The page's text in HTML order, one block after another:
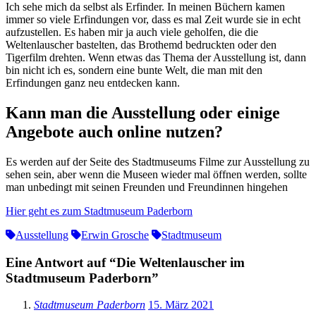
Ich sehe mich da selbst als Erfinder. In meinen Büchern kamen
immer so viele Erfindungen vor, dass es mal Zeit wurde sie in echt
aufzustellen. Es haben mir ja auch viele geholfen, die die
Weltenlauscher bastelten, das Brothemd bedruckten oder den
Tigerfilm drehten. Wenn etwas das Thema der Ausstellung ist, dann
bin nicht ich es, sondern eine bunte Welt, die man mit den
Erfindungen ganz neu entdecken kann.
Kann man die Ausstellung oder einige
Angebote auch online nutzen?
Es werden auf der Seite des Stadtmuseums Filme zur Ausstellung zu
sehen sein, aber wenn die Museen wieder mal öffnen werden, sollte
man unbedingt mit seinen Freunden und Freundinnen hingehen
Hier geht es zum Stadtmuseum Paderborn
Ausstellung
Erwin Grosche Stadtmuseum
Eine Antwort auf “Die Weltenlauscher im
Stadtmuseum Paderborn”
Stadtmuseum Paderborn 15. März 2021